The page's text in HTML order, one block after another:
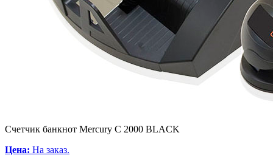
Счетчик банкнот Mercury C 2000 BLACK
Цена: На заказ.